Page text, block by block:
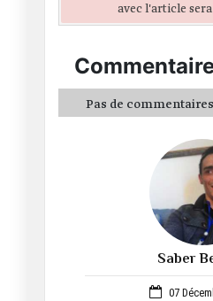
Saber
07
avec l'article